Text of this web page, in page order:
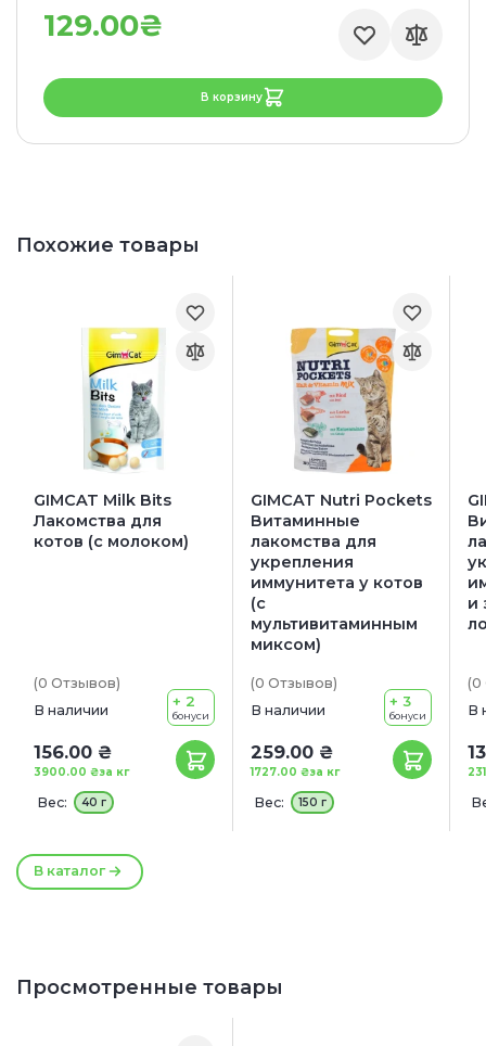
129.00₴
В корзину
Похожие товары
В каталог
GIMCAT Milk Bits
Лакомства для
котов (с молоком)
(0 Отзывов)
В наличии
156.00 ₴
за кг
3900.00 ₴
+ 2
бонуси
Вес: 40 г
GIMCAT Nutri Pockets
Витаминные
лакомства для
укрепления
иммунитета у котов
(с
мультивитаминным
миксом)
(0 Отзывов)
В наличии
259.00 ₴
за кг
1727.00 ₴
+ 3
бонуси
Вес: 150 г
и
(0
В
Просмотренные товары